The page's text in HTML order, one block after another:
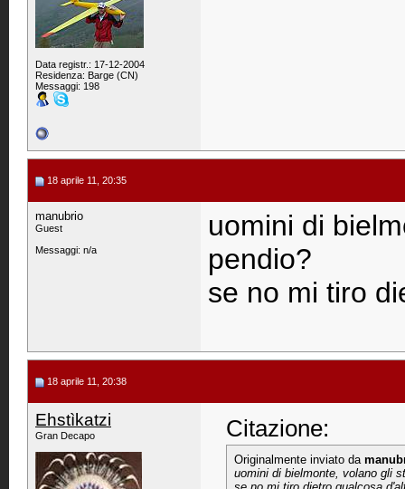
Data registr.: 17-12-2004
Residenza: Barge (CN)
Messaggi: 198
18 aprile 11, 20:35
manubrio
Guest
Messaggi: n/a
uomini di
pendio?
se no mi tiro
18 aprile 11, 20:38
Ehstìkatzi
Gran Decapo Citazione:
Originalmente inviato da
uomini di bielmonte, volano gli